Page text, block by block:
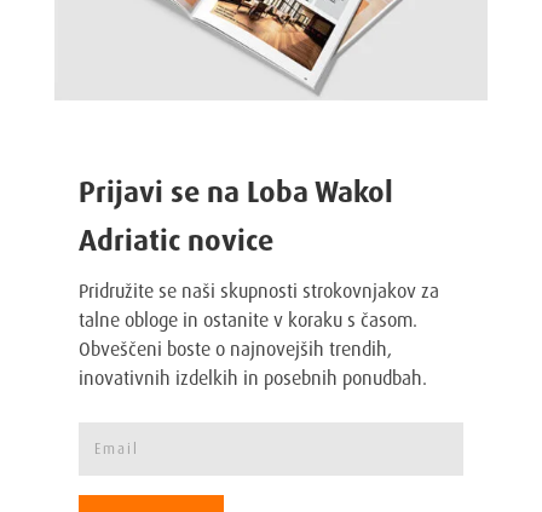
Prijavi se na Loba Wakol
Adriatic novice
Pridružite se naši skupnosti strokovnjakov za
talne obloge in ostanite v koraku s časom.
Obveščeni boste o najnovejših trendih,
inovativnih izdelkih in posebnih ponudbah.